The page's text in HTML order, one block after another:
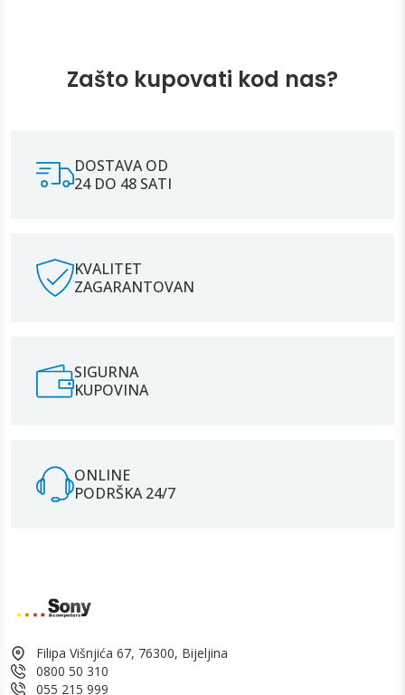
Zašto kupovati kod nas?
DOSTAVA OD
24 DO 48 SATI
KVALITET
ZAGARANTOVAN
SIGURNA
KUPOVINA
ONLINE
PODRŠKA 24/7
Filipa Višnjića 67, 76300, Bijeljina
0800 50 310
055 215 999